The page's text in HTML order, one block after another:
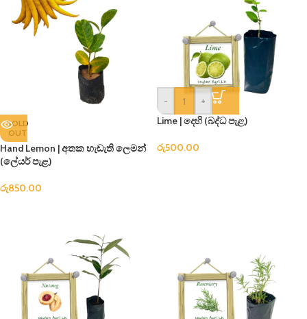
SOLD
OUT
Hand Lemon | අතක හැඩැති ලෙමන්
(ලේයර් පැළ)
රු850.00
-
+
Lime | දෙහි (බද්ධ පැළ)
රු500.00